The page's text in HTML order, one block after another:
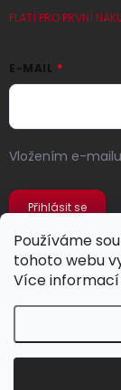
Používáme
tohoto webu
Více informací
PLATÍ PRO PRVNÍ
E-MAIL
Vložením e-
Přihlásit se